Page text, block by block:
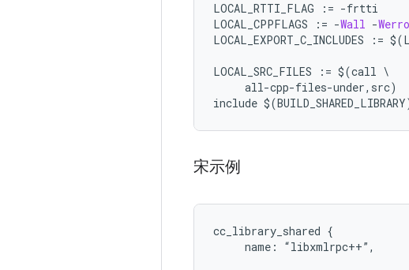
LOCAL_RTTI_FLAG := -frtti
LOCAL_CPPFLAGS
:= -Wall -
LOCAL_EXPORT_C_INCLUDES
:= $(
LOCAL_SRC_FILES := $(call \
all-cpp-files-under, src)
include $(BUILD_SHARED_LIBRARY
宋示例
cc_library_shared {
name : “libxmlrpc++”,